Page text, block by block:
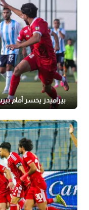
بيراميدز يخسر أمام